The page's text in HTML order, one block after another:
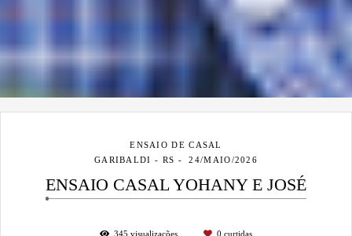
ENSAIO DE CASAL
GARIBALDI - RS
24/MAIO/2026
ENSAIO CASAL YOHANY E JOSÉ
345 visualizações 0 curtidas